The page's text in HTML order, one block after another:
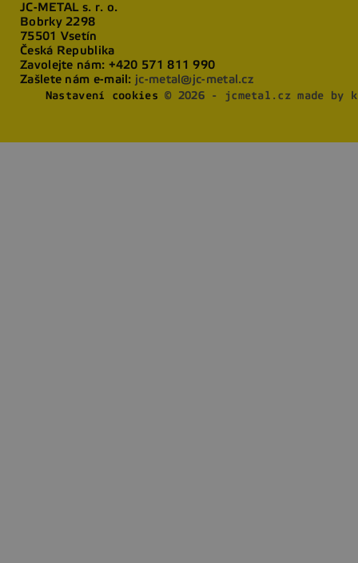
JC-METAL s. r. o.
Bobrky 2298
75501 Vsetín
Česká Republika
Zavolejte nám: +420 571 811 990
Zašlete nám e-mail: jc-metal@jc-metal.cz
Nastavení cookies © 2026 - jcmetal.cz made by